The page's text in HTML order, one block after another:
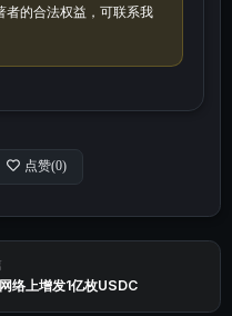
者的合法权益，可联系我
点赞(0)
络上增发1亿枚USDC